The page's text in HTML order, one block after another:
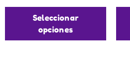
Seleccionar
opciones